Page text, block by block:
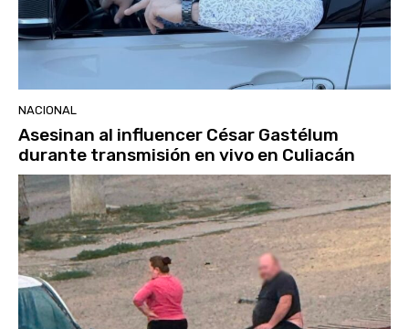
NACIONAL
Asesinan al influencer César Gastélum
durante transmisión en vivo en Culiacán